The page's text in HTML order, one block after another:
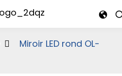
Miroir LED rond OL-